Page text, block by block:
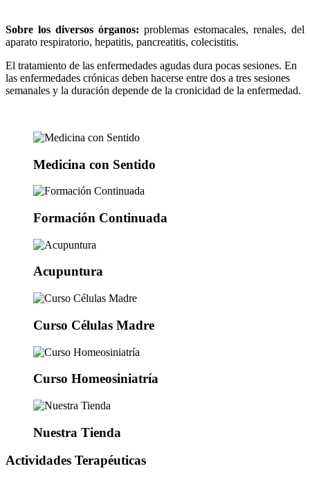
Sobre los diversos órganos: problemas estomacales, renales, del
aparato respiratorio, hepatitis, pancreatitis, colecistitis.
El tratamiento de las enfermedades agudas dura pocas sesiones. En
las enfermedades crónicas deben hacerse entre dos a tres sesiones
semanales y la duración depende de la cronicidad de la enfermedad.
Medicina con Sentido
Formación Continuada
Acupuntura
Curso Células Madre
Curso Homeosiniatría
Nuestra Tienda
Actividades Terapéuticas